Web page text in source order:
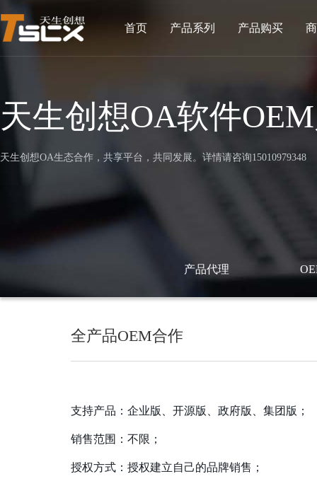
首页 产品系列 产品购买
天生创想OA软件
天生创想OA生态合作，共享平台，共同发展。详情请咨询15010979348
产品代理
全产品OEM合作
支持产品：企业版、开源版、政府版、集团版；
销售范围：不限；
授权方式：授权建立自己的品牌销售；